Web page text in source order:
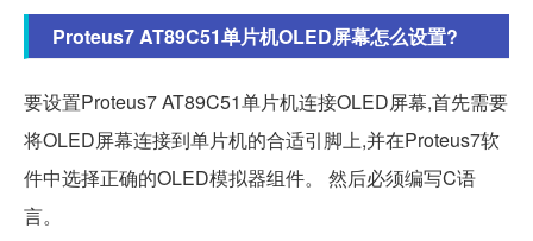
Proteus7 AT89C51单片机OLED屏幕怎么设置?
要设置Proteus7 AT89C51单片机连接OLED屏幕,首先需要
将OLED屏幕连接到单片机的合适引脚上,并在Proteus7软
件中选择正确的OLED模拟器组件。 然后必须编写C语
言。